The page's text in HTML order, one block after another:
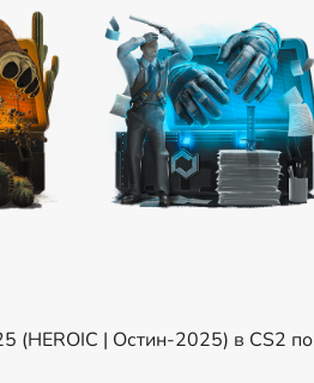
(HEROIC | Остин-2025) в CS2 по